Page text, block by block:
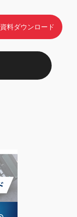
資料ダウンロード